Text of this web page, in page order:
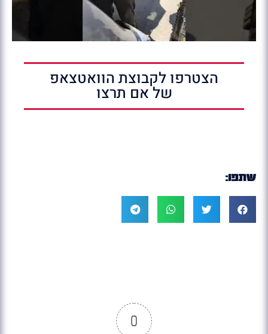
הצטרפו לקבוצת הוואטצאפ
של אם תרצו
שתפו:
0